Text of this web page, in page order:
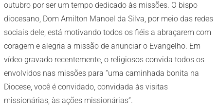
outubro por ser um tempo dedicado às missões. O bispo
diocesano, Dom Amilton Manoel da Silva, por meio das redes
sociais dele, está motivando todos os fiéis a abraçarem com
coragem e alegria a missão de anunciar o Evangelho. Em
vídeo gravado recentemente, o religiosos convida todos os
envolvidos nas missões para “uma caminhada bonita na
Diocese, você é convidado, convidada às visitas
missionárias, às ações missionárias”.